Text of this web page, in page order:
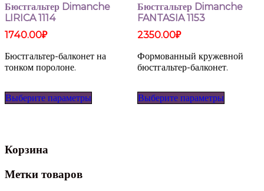
Бюстгальтер Dimanche
LIRICA 1114
1740.00₽
Бюстгальтер-балконет на
тонком поролоне.
Выберите параметры
Бюстгальтер Dimanche
FANTASIA 1153
2350.00₽
Формованный кружевной
бюстгальтер-балконет.
Выберите параметры
Корзина
Метки товаров